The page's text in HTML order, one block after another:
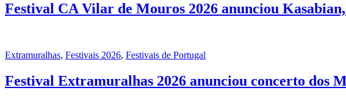
Festival CA Vilar de Mouros 2026 anunciou
Extramuralhas, Festivais 2026, Festivais de Portugal
Festival Extramuralhas 2026 anunciou concerto dos